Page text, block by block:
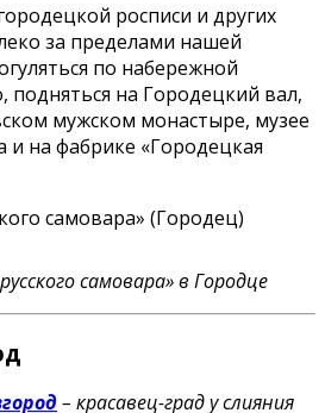
росписи и других
за пределами нашей
по набережной
подняться на Городецкий вал,
мужском монастыре, музее
и на фабрике «Городецкая
самовара» в Городце
– красавец-град у слияния